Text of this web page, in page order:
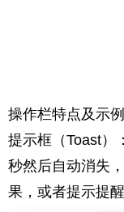
操作栏特点及示例
提示框（Toast）
秒然后自动消失
果，或者提示提醒